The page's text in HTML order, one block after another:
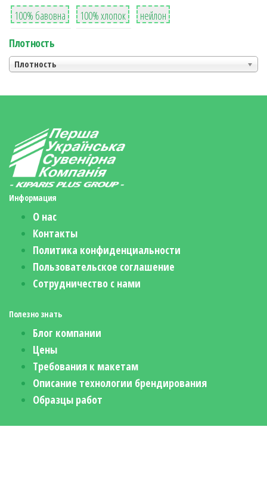
8
100% бавовна
36
100% хлопок
2
нейлон
Плотность
Плотность
Информация
О нас
Контакты
Политика конфиденциальности
Пользовательское соглашение
Сотрудничество с нами
Полезно знать
Блог компании
Цены
Требования к макетам
Описание технологии брендирования
Образцы работ